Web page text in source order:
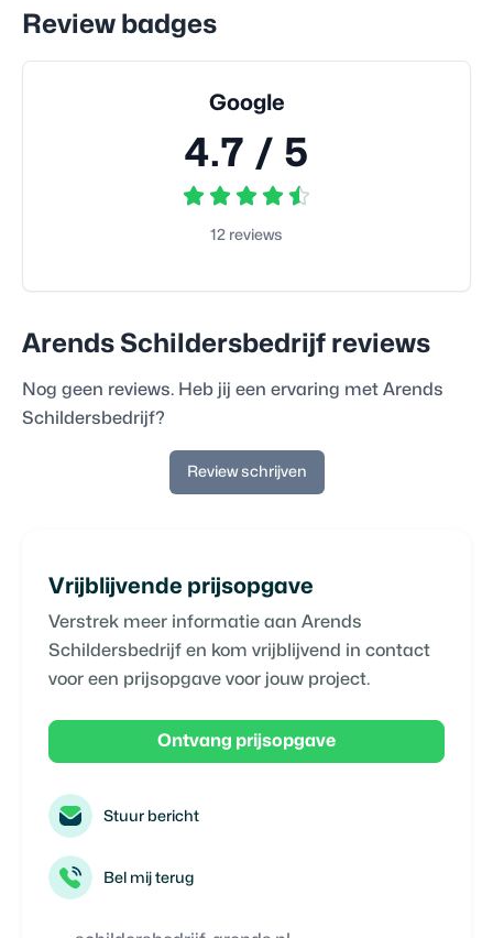
Review badges
Google
4.7 / 5
12 reviews
Arends Schildersbedrijf reviews
Nog geen reviews. Heb jij een ervaring met Arends
Schildersbedrijf?
Review schrijven
Vrijblijvende prijsopgave
Verstrek meer informatie aan Arends
Schildersbedrijf en kom vrijblijvend in contact
voor een prijsopgave voor jouw project.
Ontvang prijsopgave
Stuur bericht
Bel mij terug